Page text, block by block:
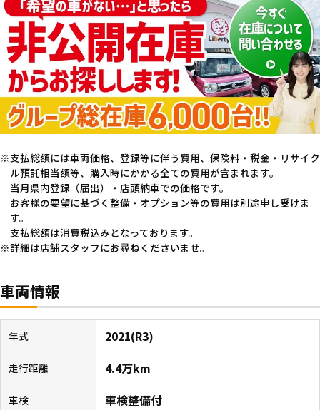
支払総額には車両価格、登録等に伴う費用、保険料・税金・リサイク
ル預託相当額等、購入時にかかる全ての費用が含まれます。
当月県内登録（届出）・店頭納車での価格です。
お客様の要望に基づく整備・オプション等の費用は別途申し受けま
す。
支払総額は消費税込みとなっております。
詳細は店舗スタッフにお尋ねくださいませ。
車両情報
年式 2021(R3)
走行距離 4.4万km
車検 車検整備付